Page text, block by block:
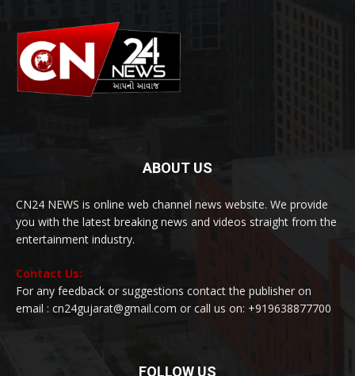
ABOUT US
CN24 NEWS is online web channel news website. We provide
you with the latest breaking news and videos straight from the
entertainment industry.
Contact Us:
For any feedback or suggestions contact the publisher on
email : cn24gujarat@gmail.com or call us on: +919638877700
FOLLOW US